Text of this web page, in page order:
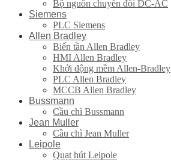
Bộ nguồn chuyển đổi DC-AC
Siemens
PLC Siemens
Allen Bradley
Biến tần Allen Bradley
HMI Allen Bradley
Khởi động mềm Allen-Bradley
PLC Allen Bradley
MCCB Allen Bradley
Bussmann
Cầu chì Bussmann
Jean Muller
Cầu chì Jean Muller
Leipole
Quạt hút Leipole